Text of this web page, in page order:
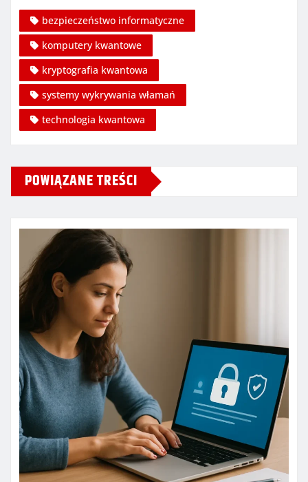
bezpieczeństwo informatyczne
komputery kwantowe
kryptografia kwantowa
systemy wykrywania włamań
technologia kwantowa
POWIĄZANE TREŚCI